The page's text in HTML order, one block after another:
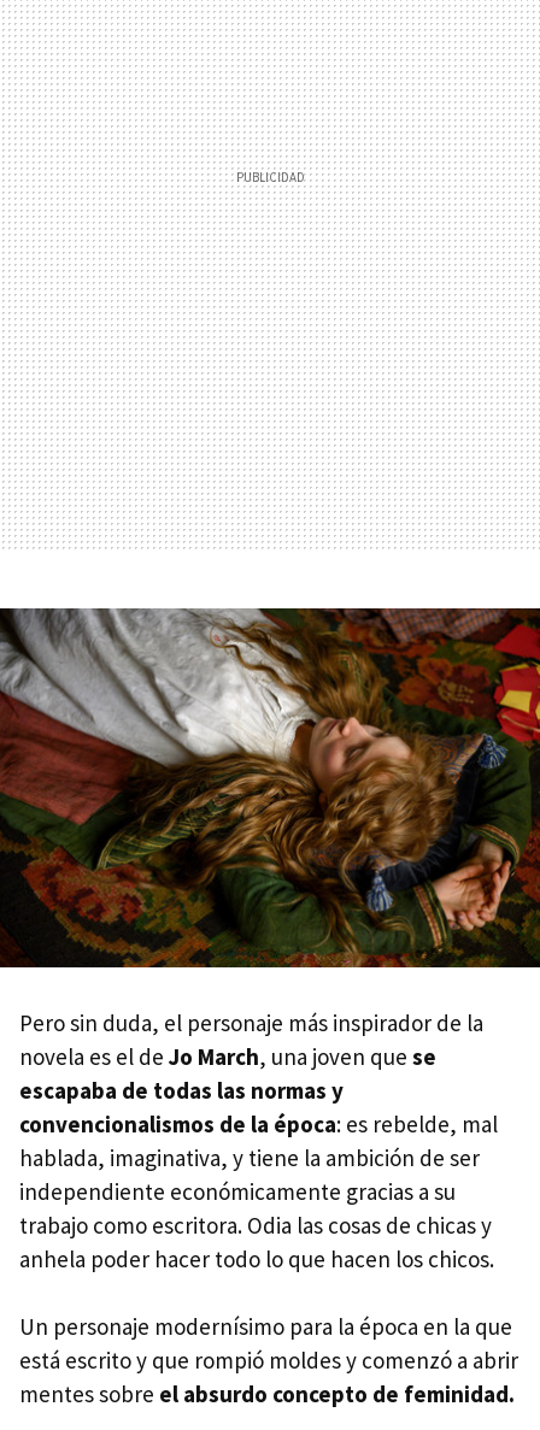
Pero sin duda, el personaje más inspirador de la
novela es el de Jo March, una joven que se
escapaba de todas las normas y
convencionalismos de la época: es rebelde, mal
hablada, imaginativa, y tiene la ambición de ser
independiente económicamente gracias a su
trabajo como escritora. Odia las cosas de chicas y
anhela poder hacer todo lo que hacen los chicos.
Un personaje modernísimo para la época en la que
está escrito y que rompió moldes y comenzó a abrir
mentes sobre el absurdo concepto de feminidad.